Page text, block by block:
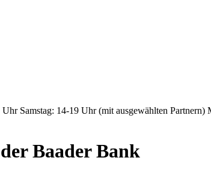
Samstag: 14-19 Uhr (mit ausgewählten Partnern)
Baader Bank